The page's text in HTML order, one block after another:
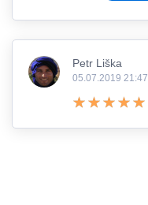
Petr Liška
05.07.2019 21:47